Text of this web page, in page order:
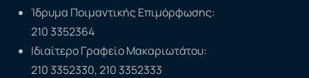
Ίδρυμα Ποιμαντικής Επιμόρφωσης:
210 3352364
Ιδιαίτερο Γραφείο Μακαριωτάτου:
210 3352330, 210 3352333